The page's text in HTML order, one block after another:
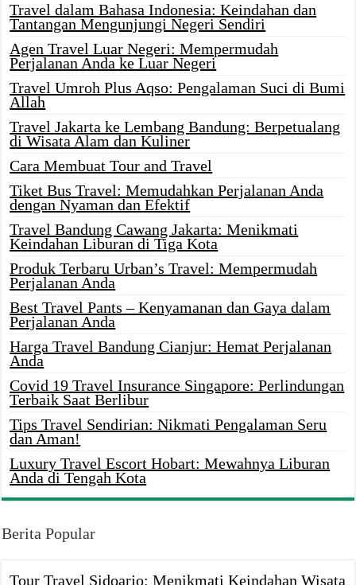
Travel dalam Bahasa Indonesia: Keindahan dan
Tantangan Mengunjungi Negeri Sendiri
Agen Travel Luar Negeri: Mempermudah
Perjalanan Anda ke Luar Negeri
Travel Umroh Plus Aqso: Pengalaman Suci di Bumi
Allah
Travel Jakarta ke Lembang Bandung: Berpetualang
di Wisata Alam dan Kuliner
Cara Membuat Tour and Travel
Tiket Bus Travel: Memudahkan Perjalanan Anda
dengan Nyaman dan Efektif
Travel Bandung Cawang Jakarta: Menikmati
Keindahan Liburan di Tiga Kota
Produk Terbaru Urban’s Travel: Mempermudah
Perjalanan Anda
Best Travel Pants – Kenyamanan dan Gaya dalam
Perjalanan Anda
Harga Travel Bandung Cianjur: Hemat Perjalanan
Anda
Covid 19 Travel Insurance Singapore: Perlindungan
Terbaik Saat Berlibur
Tips Travel Sendirian: Nikmati Pengalaman Seru
dan Aman!
Luxury Travel Escort Hobart: Mewahnya Liburan
Anda di Tengah Kota
Berita Popular
Tour Travel Sidoarjo: Menikmati Keindahan Wisata